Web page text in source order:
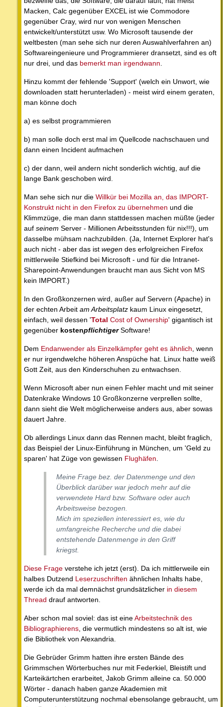
Macken, Calc gegenüber EXCEL ist wie Commodore
gegenüber Cray, wird nur von wenigen Menschen
entwickelt/unterstützt usw. Wo Microsoft tausende der
weltbesten (man sehe sich nur deren Auswahlverfahren an)
Softwareingenieure und Programmierer dransetzt, sind es oft
nur drei, und das bemerkt man irgendwann
Hinzu kommt der fehlende 'Support' (welch ein Unwort, wie
downloaden statt herunterladen) - meist wird einem geraten,
man könne doch
a) es selbst programmieren
b) man solle doch erst mal im Quellcode nachschauen und
dann einen Incident aufmachen
c) der dann, weil andern nicht sonderlich wichtig, auf die
lange Bank geschoben wird.
Man sehe sich nur die Willkür bei Mozilla an, das IMPORT-
Konstrukt nicht in den Firefox zu übernehmen und die
Klimmzüge, die man dann stattdessen machen müßte (jeder
auf seinem Server - Millionen Arbeitsstunden für nix!!!), um
dasselbe mühsam nachzubilden. (Ja, Internet Explorer hat's
auch nicht - aber das ist wegen des erfolgreichen Firefox
mittlerweile Stiefkind bei Microsoft - und für die Intranet-
Sharepoint-Anwendungen braucht man aus Sicht von MS
kein IMPORT.)
In den Großkonzernen wird, außer auf Servern (Apache) in
der echten Arbeit am Arbeitsplatz kaum Linux eingesetzt,
einfach, weil dessen 'Total Cost of Ownership' gigantisch ist
gegenüber kostenpflichtigerSoftware!
Dem Endanwender als Einzelkämpfer geht es ähnlich , wenn
er nur irgendwelche höheren Anspüche hat. Linux hatte weiß
Gott Zeit, aus den Kinderschuhen zu entwachsen.
Wenn Microsoft aber nun einen Fehler macht und mit seiner
Datenkrake Windows 10 Großkonzerne verprellen sollte,
dann sieht die Welt möglicherweise anders aus, aber sowas
dauert Jahre.
Ob allerdings Linux dann das Rennen macht, bleibt fraglich,
das Beispiel der Linux-Einführung in München, um 'Geld zu
sparen' hat Züge von gewissen Flughäfen
Meine Frage bez. der Datenmenge und den
Überblick darüber war jedoch mehr auf die
verwendete Hard bzw. Software oder auch
Arbeitsweise bezogen.
Mich im speziellen interessiert es, wie du
umfangreiche Recherche und die dabei
entstehende Datenmenge in den Griff
kriegst.
Diese Frage verstehe ich jetzt (erst). Da ich mittlerweile ein
halbes Dutzend Leserzuschriften ähnlichen Inhalts habe,
werde ich da mal demnächst grundsätzlicher in diesem
Thread drauf antworten.
Aber schon mal soviel: das ist eineArbeitstechnik des
Bibliographierens , die vermutlich mindestens so alt ist, wie
die Bibliothek von Alexandria.
Die Gebrüder Grimm hatten ihre ersten Bände des
Grimmschen Wörterbuches nur mit Federkiel, Bleistift und
Karteikärtchen erarbeitet, Jakob Grimm alleine ca. 50.000
Wörter - danach haben ganze Akademien mit
Computerunterstützung nochmal ebensolange gebraucht, um